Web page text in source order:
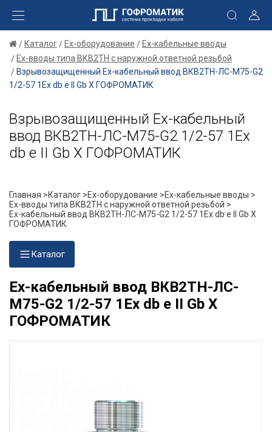
Каталог Ex-оборудование
Ex-кабельные вводы
Ex-вводы типа ВКВ2ТН с наружной ответной резьбой
Взрывозащищенный Ех-кабельный ввод ВКВ2ТН-ЛС-М75-G2
1/2-57 1Ex db e II Gb X ГОФРОМАТИК
Взрывозащищенный Ех-кабельный
ввод ВКВ2ТН-ЛС-М75-G2 1/2-57 1Ex
db e II Gb X ГОФРОМАТИК
Главная >Каталог >Ex-оборудование >Ex-кабельные вводы >
Ex-вводы типа ВКВ2ТН с наружной ответной резьбой >
Ех-кабельный ввод ВКВ2ТН-ЛС-М75-G2 1/2-57 1Ex db e II Gb X
ГОФРОМАТИК
Каталог
Ех-кабельный ввод ВКВ2ТН-ЛС-
М75-G2 1/2-57 1Ex db e II Gb X
ГОФРОМАТИК